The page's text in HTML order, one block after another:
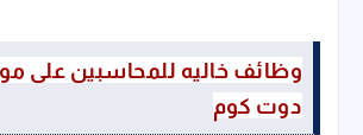
وظائف خاليه للمحاسبين على
دوت كوم